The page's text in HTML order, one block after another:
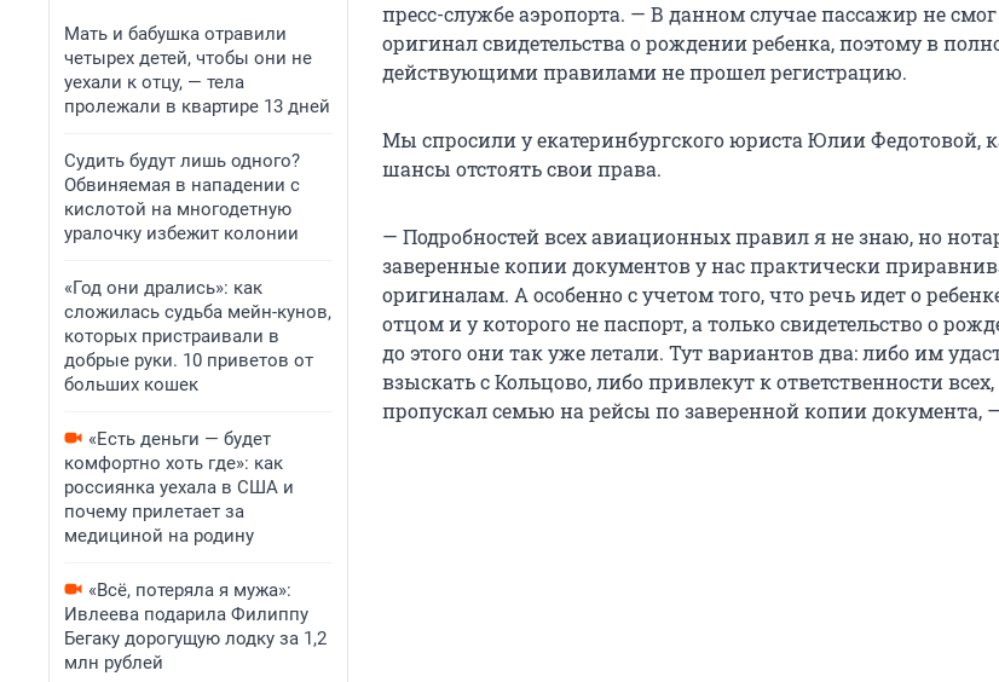
Мать и бабушка отравили
четырех детей, чтобы они не
уехали к отцу, — тела
пролежали в квартире 13 дней
Судить будут лишь одного?
Обвиняемая в нападении с
кислотой на многодетную
уралочку избежит колонии
«Год они дрались»: как
сложилась судьба мейн-кунов,
которых пристраивали в
добрые руки. 10 приветов от
больших кошек
«Есть деньги — будет
комфортно хоть где»: как
россиянка уехала в США и
почему прилетает за
медициной на родину
«Всё, потеряла я мужа»:
Ивлеева подарила Филиппу
Бегаку дорогущую лодку за 1,2
млн рублей
пресс-службе аэропорта. — В данном случае пассажир не
оригинал свидетельства о рождении ребенка, поэтому в
действующими правилами не прошел регистрацию.
Мы спросили у екатеринбургского юриста Юлии Федотовой,
шансы отстоять свои права.
— Подробностей всех авиационных правил я не знаю, но
заверенные копии документов у нас практически
оригиналам. А особенно с учетом того, что речь идет о
отцом и у которого не паспорт, а только свидетельство о
до этого они так уже летали. Тут вариантов два: либо им
взыскать с Кольцово, либо привлекут к ответственности
пропускал семью на рейсы по заверенной копии документа,